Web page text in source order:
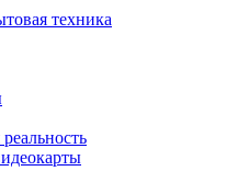
техника